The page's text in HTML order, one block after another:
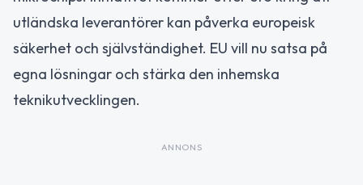
utländska leverantörer kan påverka europeisk
säkerhet och självständighet. EU vill nu satsa på
egna lösningar och stärka den inhemska
teknikutvecklingen.
ANNONS